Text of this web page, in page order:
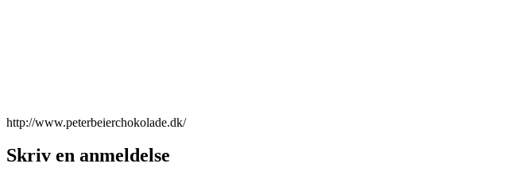
http://www.peterbeierchokolade.dk/
Skriv en anmeldelse